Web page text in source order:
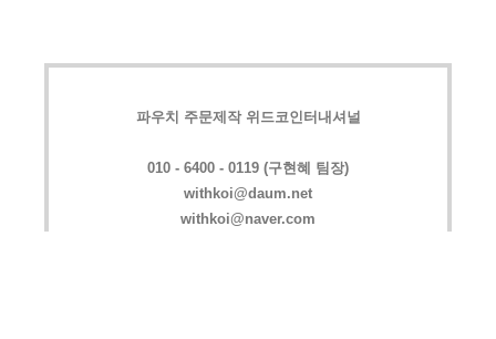
파우치 주문제작 위드코인터내셔널
010 - 6400 - 0119 (구현혜 팀장)
withkoi@daum.net
withkoi@naver.com